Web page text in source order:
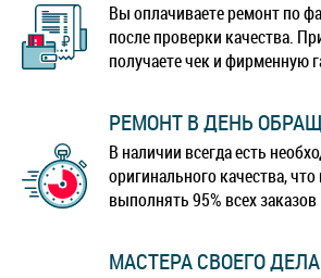
Вы оплачиваете ремонт по
после проверки качества.
получаете чек и фирменную
РЕМОНТ В ДЕНЬ
В наличии всегда есть
оригинального качества,
выполнять 95% всех
МАСТЕРА СВОЕГО ДЕЛА